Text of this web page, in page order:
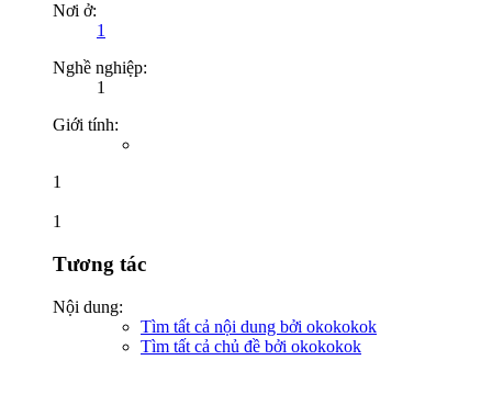
Nơi ở:
1
Nghề nghiệp:
1
Giới tính:
1
1
Tương tác
Nội dung:
Tìm tất cả nội dung bởi okokokok
Tìm tất cả chủ đề bởi okokokok